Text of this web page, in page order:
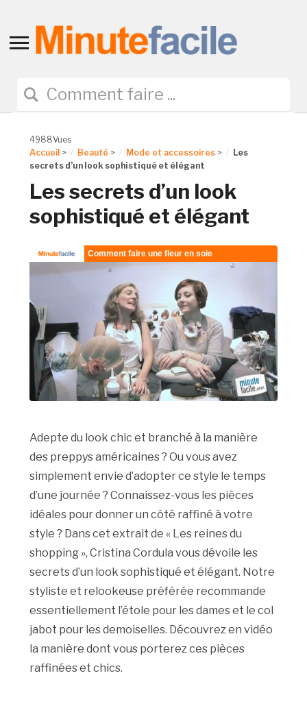
Toggle
navigation
4988Vues
Accueil > Beauté > Mode et accessoires >
Les
secrets d’un look sophistiqué et élégant
Les secrets d’un look
sophistiqué et élégant
Adepte du look chic et branché à la manière
des preppys américaines ? Ou vous avez
simplement envie d’adopter ce style le temps
d’une journée ? Connaissez-vous les pièces
idéales pour donner un côté raffiné à votre
style ? Dans cet extrait de « Les reines du
shopping », Cristina Cordula vous dévoile les
secrets d’un look sophistiqué et élégant. Notre
styliste et relookeuse préférée recommande
essentiellement l’étole pour les dames et le col
jabot pour les demoiselles. Découvrez en vidéo
la manière dont vous porterez ces pièces
raffinées et chics.